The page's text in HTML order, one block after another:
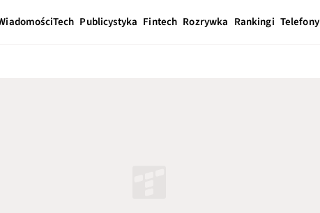
Tech Publicystyka Fintech Rozrywka Rankingi Telefony